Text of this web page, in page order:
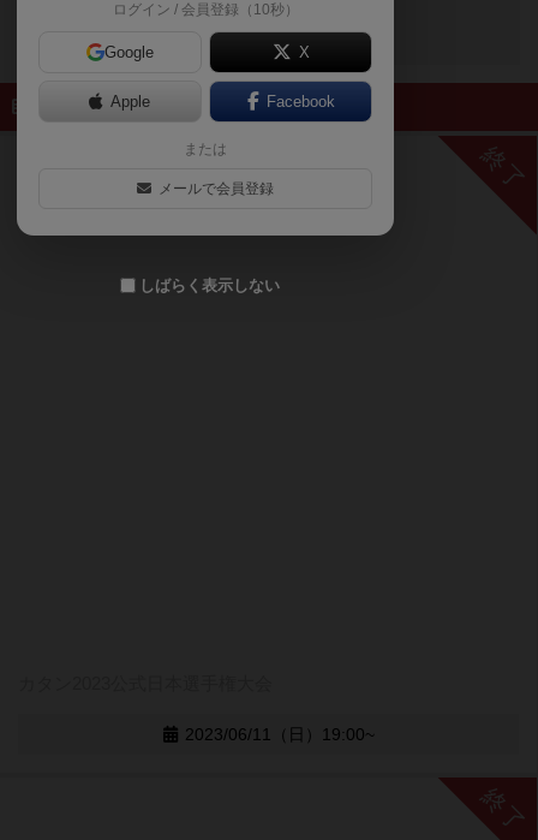
終了したイベント
終了
2023/06/11（日）19:00~
終了
ログイン / 会員登録（10秒）
Google X
Apple Facebook
または
メールで会員登録
しばらく表示しない